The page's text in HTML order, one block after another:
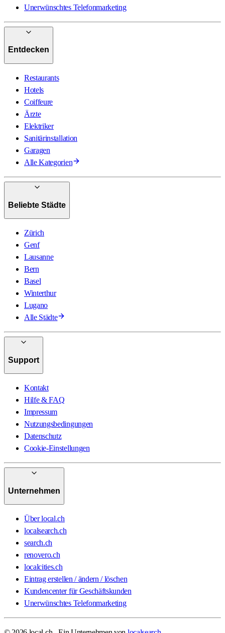
Unerwünschtes Telefonmarketing
Entdecken
Restaurants
Hotels
Coiffeure
Ärzte
Elektriker
Sanitärinstallation
Garagen
Alle Kategorien
Beliebte Städte
Zürich
Genf
Lausanne
Bern
Basel
Winterthur
Lugano
Alle Städte
Support
Kontakt
Hilfe & FAQ
Impressum
Nutzungsbedingungen
Datenschutz
Cookie-Einstellungen
Unternehmen
Über local.ch
localsearch.ch
search.ch
renovero.ch
localcities.ch
Eintrag erstellen / ändern / löschen
Kundencenter für Geschäftskunden
Unerwünschtes Telefonmarketing